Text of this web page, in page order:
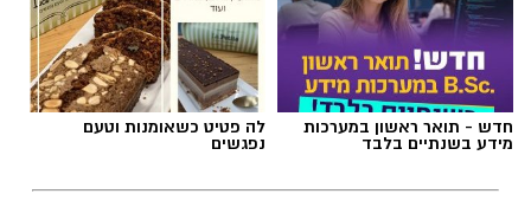
חדש - תואר ראשון במערכות
מידע בשנתיים בלבד
לה פטיט כשאומנות וטעם
נפגשים